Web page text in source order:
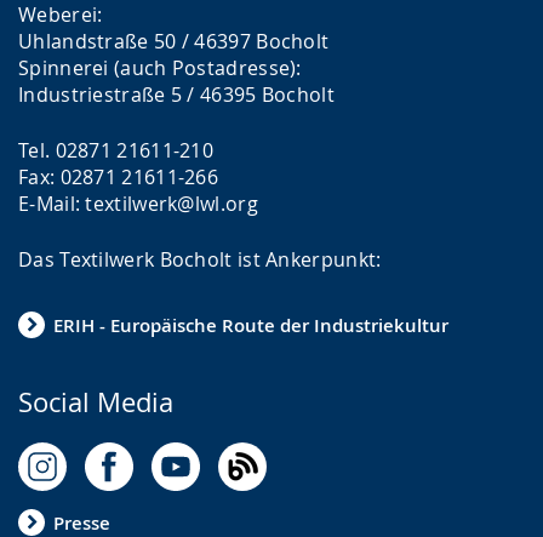
Weberei:
Uhlandstraße 50 / 46397 Bocholt
Spinnerei (auch Postadresse):
Industriestraße 5 / 46395 Bocholt
Tel. 02871 21611-210
Fax: 02871 21611-266
E-Mail: textilwerk@lwl.org
Das Textilwerk Bocholt ist Ankerpunkt:
ERIH - Europäische Route der Industriekultur
Social Media
Presse